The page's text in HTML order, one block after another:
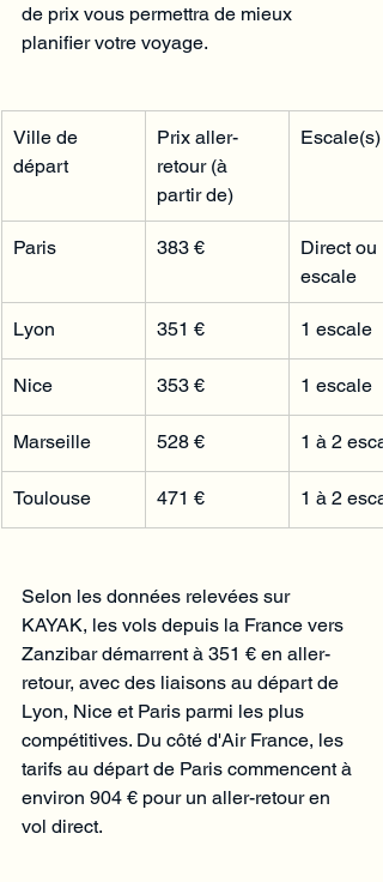
de prix vous permettra de mieux
planifier votre voyage.
Ville de
départ
Prix aller-
retour (à
partir de)
Escale(s)
Paris 383 €
Direct ou
escale
Lyon 351 € 1 escale
Nice 353 € 1 escale
Marseille 528 € 1 à 2
Toulouse 471 € 1 à 2
Selon les données relevées sur
KAYAK, les vols depuis la France vers
Zanzibar démarrent à 351 € en aller-
retour, avec des liaisons au départ de
Lyon, Nice et Paris parmi les plus
compétitives. Du côté d'Air France, les
tarifs au départ de Paris commencent à
environ 904 € pour un aller-retour en
vol direct.